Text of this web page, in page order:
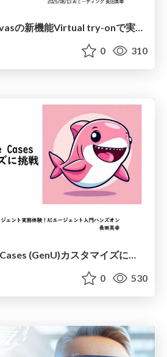
0 310
Generative AI Use Cases (GenU)カスタマイズに挑戦
0 530